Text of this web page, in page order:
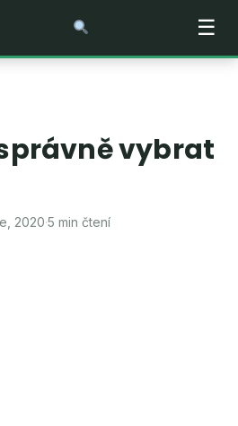
☰
vybrat
2020·5 min čtení